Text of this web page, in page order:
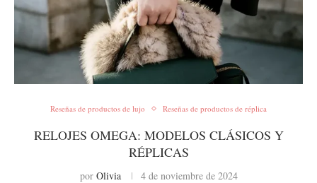
Reseñas de productos de lujo Reseñas de productos de réplica
RELOJES OMEGA: MODELOS CLÁSICOS Y
RÉPLICAS
por Olivia 4 de noviembre de 2024